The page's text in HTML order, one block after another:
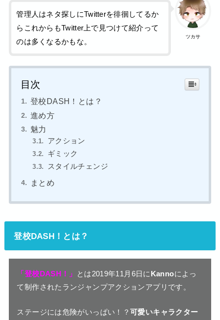
ツカサ
管理人はネタ探しにTwitterを徘徊してるか
らこれからもTwitter上で見つけて紹介って
のは多くなるかもな。
目次
登校DASH！とは？
進め方
魅力
アクション
ギミック
スタイルチェンジ
まとめ
登校DASH！とは？
「登校DASH！」 とは2019年11月6日に Kannoによっ
て制作されたランジャンプアクションアプリです。
ステージには危険がいっぱい！？ 可愛いキャラクター